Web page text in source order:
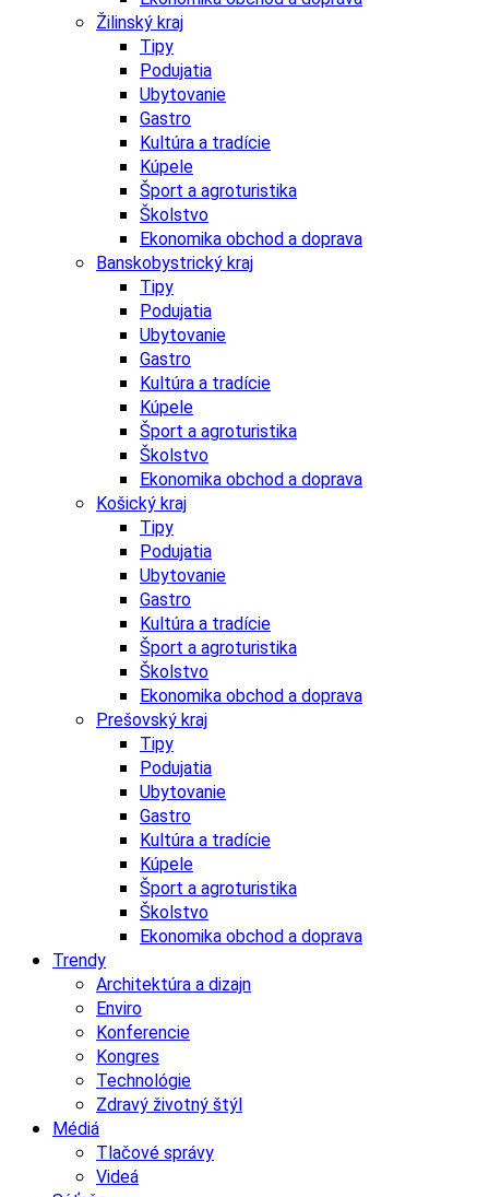
Žilinský kraj
Tipy
Podujatia
Ubytovanie
Gastro
Kultúra a tradície
Kúpele
Šport a agroturistika
Školstvo
Ekonomika obchod a doprava
Banskobystrický kraj
Tipy
Podujatia
Ubytovanie
Gastro
Kultúra a tradície
Kúpele
Šport a agroturistika
Školstvo
Ekonomika obchod a doprava
Košický kraj
Tipy
Podujatia
Ubytovanie
Gastro
Kultúra a tradície
Šport a agroturistika
Školstvo
Ekonomika obchod a doprava
Prešovský kraj
Tipy
Podujatia
Ubytovanie
Gastro
Kultúra a tradície
Kúpele
Šport a agroturistika
Školstvo
Ekonomika obchod a doprava
Trendy
Architektúra a dizajn
Enviro
Konferencie
Kongres
Technológie
Zdravý životný štýl
Médiá
Tlačové správy
Videá